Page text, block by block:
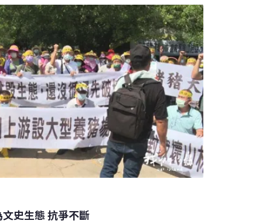
展，SwagBot現在已升級為配備感測器、人工
位牧場管理助手。SwagBot可以即時監測土壤
規劃出最佳放牧路線、自動趕牛，讓牛群獲得
過度放牧跟土壤退化前，它已經
史生態 抗爭不斷